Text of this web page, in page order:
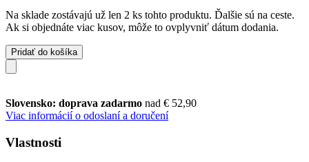
Na sklade zostávajú už len 2 ks tohto produktu. Ďalšie sú na ceste.
Ak si objednáte viac kusov, môže to ovplyvniť dátum dodania.
Pridať do košíka
Slovensko: doprava zadarmo nad € 52,90
Viac informácií o odoslaní a doručení
Vlastnosti